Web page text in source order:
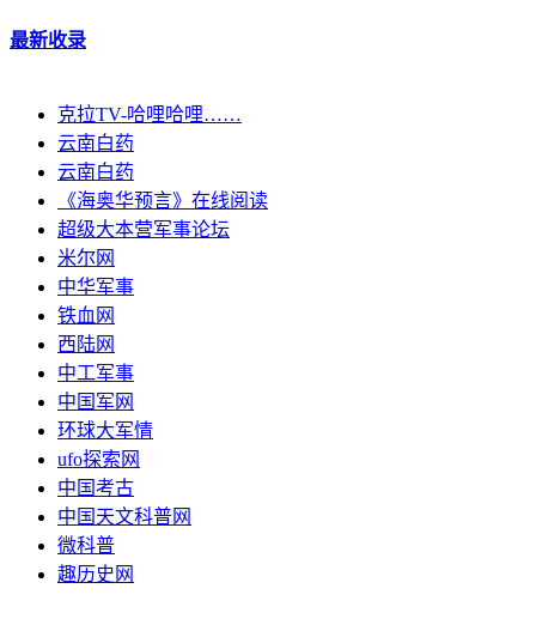
最新收录
克拉TV-哈哩哈哩……
云南白药
云南白药
《海奥华预言》在线阅读
超级大本营军事论坛
米尔网
中华军事
铁血网
西陆网
中工军事
中国军网
环球大军情
ufo探索网
中国考古
中国天文科普网
微科普
趣历史网